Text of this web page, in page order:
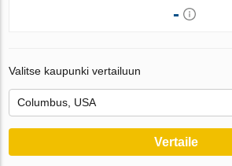
-
Valitse kaupunki vertailuun
Vertaile